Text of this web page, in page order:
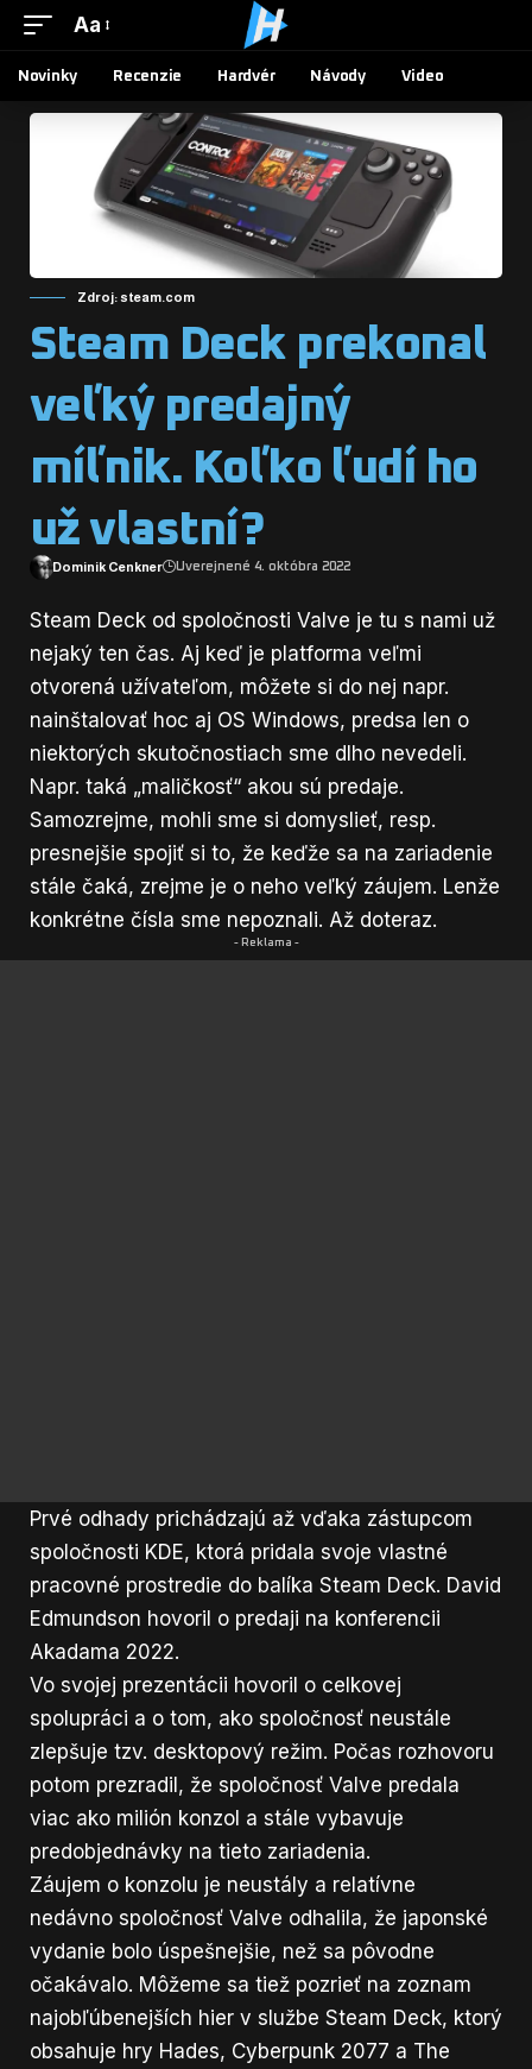
Aa
Novinky Recenzie Hardvér Návody Video
Zdroj: steam.com
Steam Deck prekonal
veľký predajný
míľnik. Koľko ľudí ho
už vlastní?
Dominik Cenkner Uverejnené 4. októbra 2022
Steam Deck od spoločnosti Valve je tu s nami už
nejaký ten čas. Aj keď je platforma veľmi
otvorená užívateľom, môžete si do nej napr.
nainštalovať hoc aj OS Windows, predsa len o
niektorých skutočnostiach sme dlho nevedeli.
Napr. taká „maličkosť“ akou sú predaje.
Samozrejme, mohli sme si domyslieť, resp.
presnejšie spojiť si to, že keďže sa na zariadenie
stále čaká, zrejme je o neho veľký záujem. Lenže
konkrétne čísla sme nepoznali. Až doteraz.
- Reklama -
Prvé odhady prichádzajú až vďaka zástupcom
spoločnosti KDE, ktorá pridala svoje vlastné
pracovné prostredie do balíka Steam Deck. David
Edmundson hovoril o predaji na konferencii
Akadama 2022.
Vo svojej prezentácii hovoril o celkovej
spolupráci a o tom, ako spoločnosť neustále
zlepšuje tzv. desktopový režim. Počas rozhovoru
potom prezradil, že spoločnosť Valve predala
viac ako milión konzol a stále vybavuje
predobjednávky na tieto zariadenia.
Záujem o konzolu je neustály a relatívne
nedávno spoločnosť Valve odhalila, že japonské
vydanie bolo úspešnejšie, než sa pôvodne
očakávalo. Môžeme sa tiež pozrieť na zoznam
najobľúbenejších hier v službe Steam Deck, ktorý
obsahuje hry Hades, Cyberpunk 2077 a The